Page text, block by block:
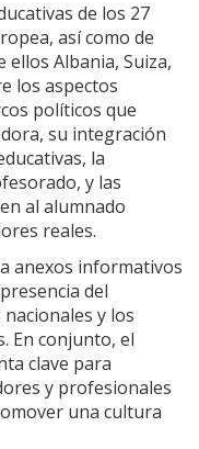
de los 27
así como de
Albania, Suiza,
los aspectos
políticos que
su integración
la
y las
al alumnado
reales.
anexos informativos
del
y los
En conjunto, el
clave para
y profesionales
una cultura